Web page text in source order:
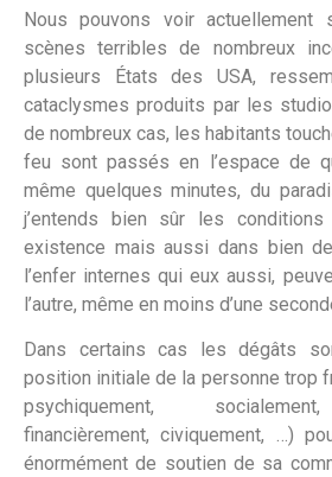
Nous pouvons voir actuellement
scènes terribles de nombreux
plusieurs États des USA,
cataclysmes produits par les
de nombreux cas, les habitants
feu sont passés en l’espace de
même quelques minutes, du
j’entends bien sûr les
existence mais aussi dans bien
l’enfer internes qui eux aussi,
l’autre, même en moins d’une
Dans certains cas les dégâts
position initiale de la personne trop
psychiquement,
financièrement, civiquement, …)
énormément de soutien de sa